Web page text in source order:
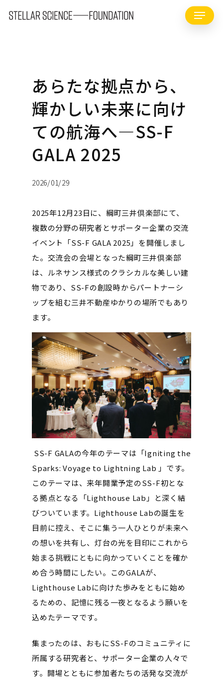
Menu
あらたな拠点から、
輝かしい未来に向け
ての航海へ—SS-F
GALA 2025
2026/01/29
2025年12月23日に、綱町三井倶楽部にて、
複数の分野の研究者とサポーター企業の交流
イベント「SS-F GALA 2025」を開催しまし
た。交流会の会場となった綱町三井倶楽部
は、ルネサンス様式のクラシカルな美しい建
物であり、SS-Fの創設時からパートナーシ
ップを組む三井不動産ゆかりの場所でもあり
ます。
SS-F GALAの今年のテーマは「Igniting the
Sparks: Voyage to Lightning Lab 」です。
このテーマは、来年開業予定のSS-F初とな
る拠点となる「Lighthouse Lab」と深く結
びついています。Lighthouse Labの誕生を
目前に控え、そこに集う一人ひとりが未来へ
の想いを共有し、灯台の光を目印にこれから
始まる挑戦にともに向かっていくことを確か
め合う時間にしたい。このGALAが、
Lighthouse Labに向けた歩みをともに始め
るための、記憶に残る一夜となるよう願いを
込めたテーマです。
集まったのは、おもにSS-Fのコミュニティに
所属する研究者と、サポーター企業の人々で
す。開場とともに参加者たちの活発な交流が